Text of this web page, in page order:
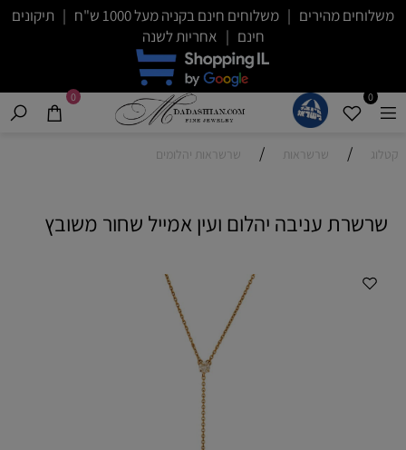
משלוחים מהירים | משלוחים חינם בקניה מעל 1000 ש"ח | תיקונים
חינם | אחריות לשנה
0
0
קטלוג / שרשראות / שרשראות יהלומים
שרשרת עניבה יהלום ועין אמייל שחור משובץ